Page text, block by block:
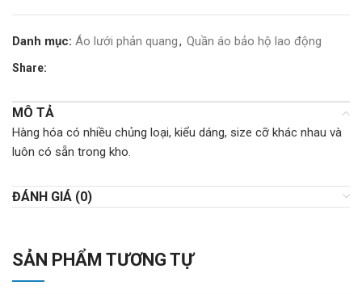
Danh mục: Áo lưới phản quang, Quần áo bảo hộ lao động
Share:
MÔ TẢ
Hàng hóa có nhiều chủng loại, kiểu dáng, size cỡ khác nhau và
luôn có sẵn trong kho.
ĐÁNH GIÁ (0)
SẢN PHẨM TƯƠNG TỰ